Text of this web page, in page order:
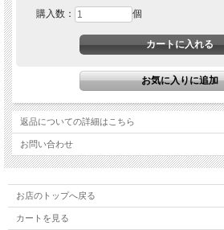
購入数： 個
返品についての詳細はこちら
お問い合わせ
お店のトップへ戻る
カートを見る